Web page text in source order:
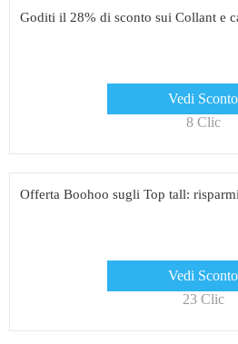
Goditi il ​​28% di sconto sui Collant e
Vedi Sconto
8 Clic
Offerta Boohoo sugli Top tall:
Vedi Sconto
23 Clic